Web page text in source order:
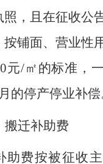
照，且在征收公
按铺面、营业性
元/㎡的标准，
的停产停业补偿
搬迁补助费
助费按被征收